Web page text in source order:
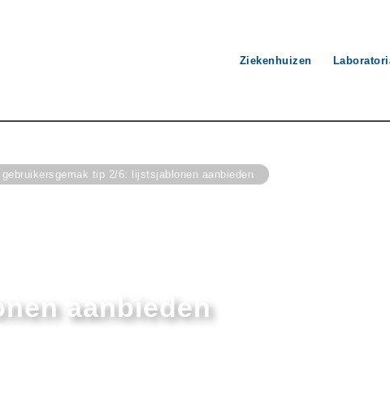
Ziekenhuizen
tip 2/6: lijstsjablonen aanbieden
aanbieden